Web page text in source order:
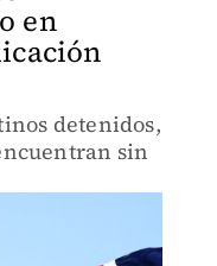
en
detenidos,
sin